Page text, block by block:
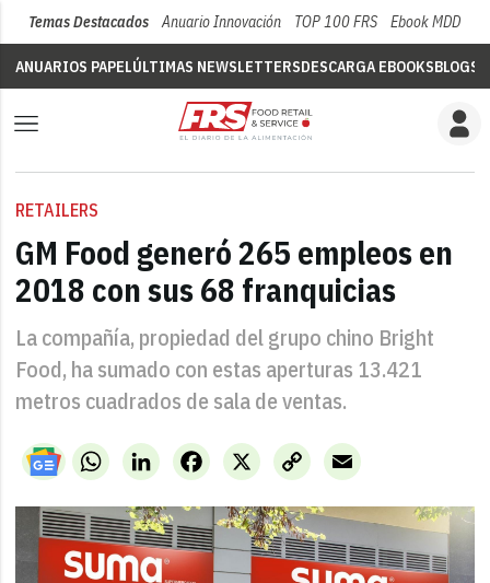
Temas Destacados Anuario Innovación TOP 100 FRS Ebook MDD
ANUARIOS PAPELÚLTIMAS NEWSLETTERSDESCARGA EBOOKSBLOGS
RETAILERS
GM Food generó 265 empleos en
2018 con sus 68 franquicias
La compañía, propiedad del grupo chino Bright
Food, ha sumado con estas aperturas 13.421
metros cuadrados de sala de ventas.
WhatsAppLinkedIn X
Facebook
Copy
Link
Email